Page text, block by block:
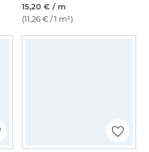
15,20 € / m
(11,26 € / 1 m²)